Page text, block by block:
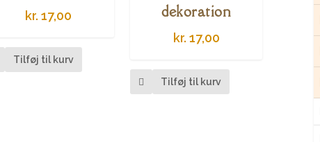
kr. 17,00
Tilføj til kurv
dekoration
kr. 17,00
Tilføj til kurv